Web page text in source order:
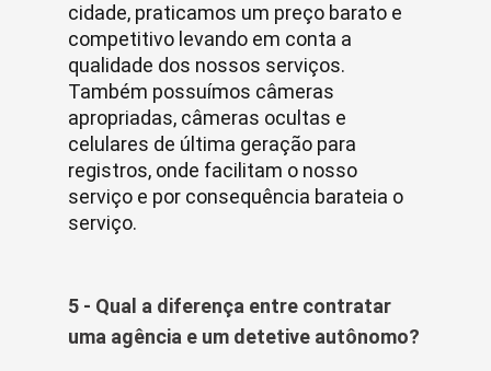
cidade, praticamos um preço barato e
competitivo levando em conta a
qualidade dos nossos serviços.
Também possuímos câmeras
apropriadas, câmeras ocultas e
celulares de última geração para
registros, onde facilitam o nosso
serviço e por consequência barateia o
serviço.
5 - Qual a diferença entre contratar
uma agência e um detetive autônomo?